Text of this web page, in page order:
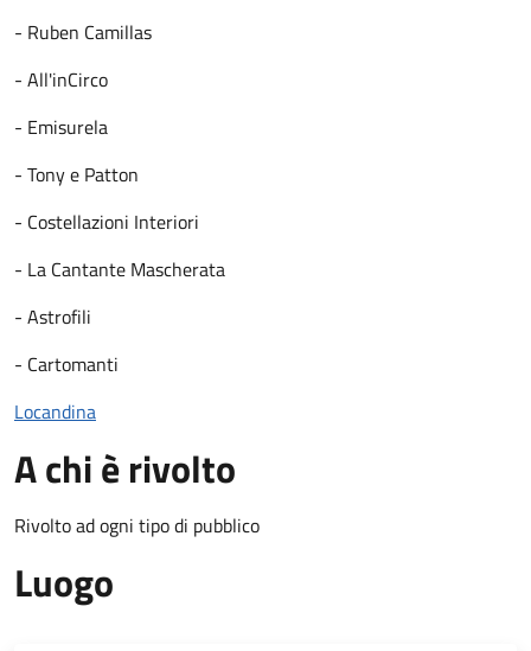
- Ruben Camillas
- All'inCirco
- Emisurela
- Tony e Patton
- Costellazioni Interiori
- La Cantante Mascherata
- Astrofili
- Cartomanti
Locandina
A chi è rivolto
Rivolto ad ogni tipo di pubblico
Luogo